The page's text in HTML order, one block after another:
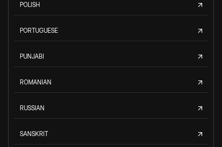
POLISH
PORTUGUESE
PUNJABI
ROMANIAN
RUSSIAN
SANSKRIT